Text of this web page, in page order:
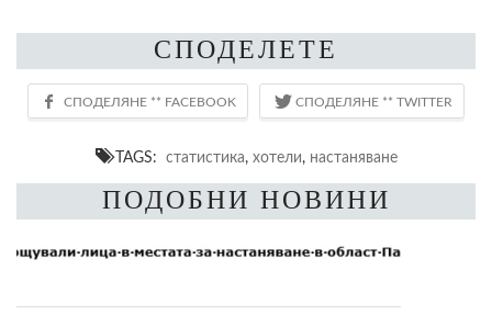
СПОДЕЛЕТЕ
TAGS: статистика, хотели, настаняване
ПОДОБНИ НОВИНИ